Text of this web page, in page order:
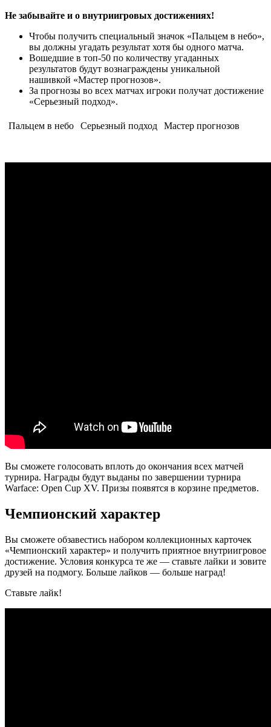
Не забывайте и о внутриигровых достижениях!
Чтобы получить специальный значок «Пальцем в небо»,
вы должны угадать результат хотя бы одного матча.
Вошедшие в топ-50 по количеству угаданных
результатов будут вознаграждены уникальной
нашивкой «Мастер прогнозов».
За прогнозы во всех матчах игроки получат достижение
«Серьезный подход».
Пальцем в небо Серьезный подход Мастер прогнозов
Вы сможете голосовать вплоть до окончания всех матчей
турнира. Награды будут выданы по завершении турнира
Warface: Open Cup XV. Призы появятся в корзине предметов.
Чемпионский характер
Вы сможете обзавестись набором коллекционных карточек
«Чемпионский характер» и получить приятное внутриигровое
достижение. Условия конкурса те же — ставьте лайки и зовите
друзей на подмогу. Больше лайков — больше наград!
Ставьте лайк!